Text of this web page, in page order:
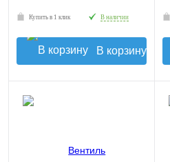
Купить в 1 клик В наличии
В корзину